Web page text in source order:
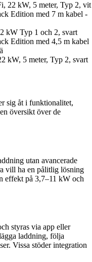
22 kW, 5 meter, Typ 2, vit
Edition med 7 m kabel -
kW Typ 1 och 2, svart
Edition med 4,5 m kabel
kW, 5 meter, Typ 2, svart
sig åt i funktionalitet,
översikt över de
utan avancerade
vill ha en pålitlig lösning
effekt på 3,7–11 kW och
styras via app eller
laddning, följa
Vissa stöder integration